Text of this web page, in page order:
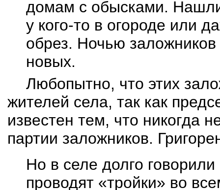
домам с обысками.
у кого-то в огороде или
обрез. Ночью
новых.
Любопытно, что этих
жителей села, так как
известен тем, что никогда
партии заложников.
Но в селе долго
проводят «тройки» во